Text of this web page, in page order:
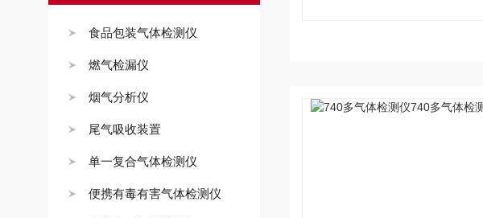
食品包装气体检测仪
燃气检漏仪
烟气分析仪
尾气吸收装置
单一复合气体检测仪
便携有毒有害气体检测仪